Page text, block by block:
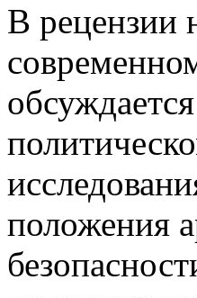
В рецензии
положения